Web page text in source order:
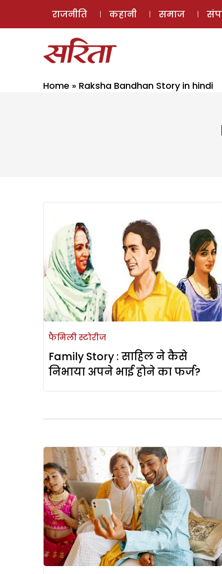
राजनीति कहानी समाज
Home » Raksha Bandhan Story in hindi
फैमिली स्टोरीज
Family Story : साहिल ने कैसे
निभाया अपने भाई होने का फर्ज?